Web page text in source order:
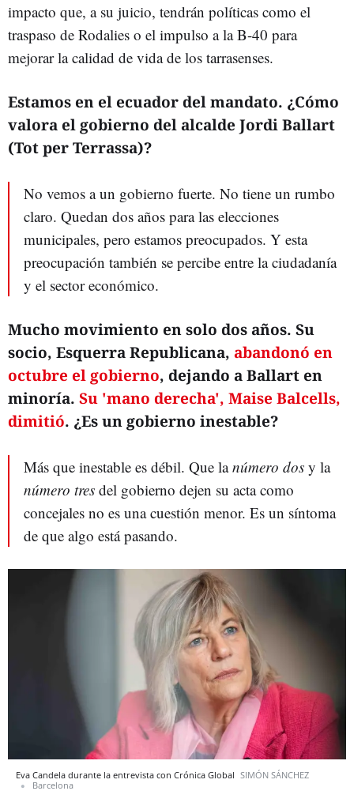
impacto que, a su juicio, tendrán políticas como el
traspaso de Rodalies o el impulso a la B-40 para
mejorar la calidad de vida de los tarrasenses.
Estamos en el ecuador del mandato. ¿Cómo
valora el gobierno del alcalde Jordi Ballart
(Tot per Terrassa)?
No vemos a un gobierno fuerte. No tiene un rumbo
claro. Quedan dos años para las elecciones
municipales, pero estamos preocupados. Y esta
preocupación también se percibe entre la ciudadanía
y el sector económico.
Mucho movimiento en solo dos años. Su
socio, Esquerra Republicana, abandonó en
octubre el gobierno, dejando a Ballart en
minoría. Su 'mano derecha', Maise Balcells,
dimitió. ¿Es un gobierno inestable?
Más que inestable es débil. Que lanúmero dos y la
número tres del gobierno dejen su acta como
concejales no es una cuestión menor. Es un síntoma
de que algo está pasando.
Eva Candela durante la entrevista con Crónica Global SIMÓN SÁNCHEZ
Barcelona